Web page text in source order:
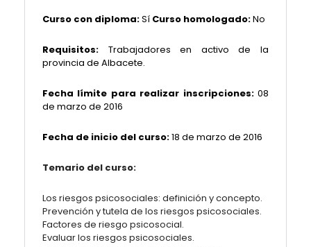
Curso con diploma:Sí Curso homologado:No
Requisitos: Trabajadores en activo de la
provincia de Albacete.
Fecha límite para realizar inscripciones:08
de marzo de 2016
Fecha de inicio del curso:18 de marzo de 2016
Temario del curso:
Los riesgos psicosociales: definición y concepto.
Prevención y tutela de los riesgos psicosociales.
Factores de riesgo psicosocial.
Evaluar los riesgos psicosociales.